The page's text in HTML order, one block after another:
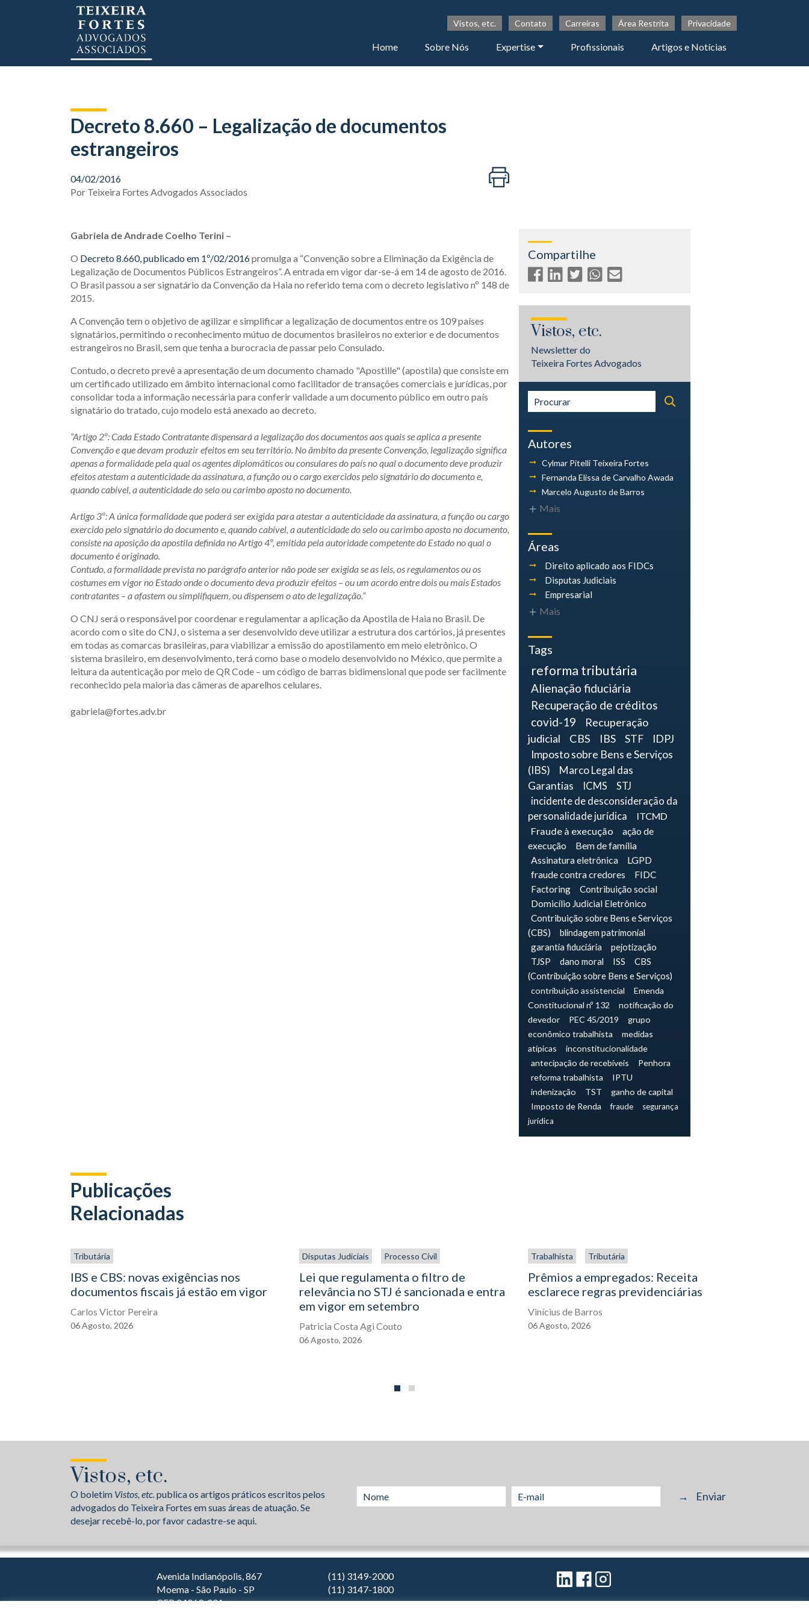
Vistos, etc. Contato Carreiras Área Restrita Privacidade
Home Sobre Nós Expertise Profissionais Artigos e Notícias
Decreto 8.660 – Legalização de documentos
estrangeiros
04/02/2016
Por Teixeira Fortes Advogados Associados
Gabriela de Andrade Coelho Terini –
O Decreto 8.660, publicado em 1º/02/2016promulga a “Convenção sobre a Eliminação da Exigência de
Legalização de Documentos Públicos Estrangeiros”. A entrada em vigor dar-se-á em 14 de agosto de 2016.
O Brasil passou a ser signatário da Convenção da Haia no referido tema com o decreto legislativo nº 148 de
2015.
A Convenção tem o objetivo de agilizar e simplificar a legalização de documentos entre os 109 países
signatários, permitindo o reconhecimento mútuo de documentos brasileiros no exterior e de documentos
estrangeiros no Brasil, sem que tenha a burocracia de passar pelo Consulado.
Contudo, o decreto prevê a apresentação de um documento chamado "Apostille" (apostila) que consiste em
um certificado utilizado em âmbito internacional como facilitador de transações comerciais e jurídicas, por
consolidar toda a informação necessária para conferir validade a um documento público em outro país
signatário do tratado, cujo modelo está anexado ao decreto.
“Artigo 2º: Cada Estado Contratante dispensará a legalização dos documentos aos quais se aplica a presente
Convenção e que devam produzir efeitos em seu território. No âmbito da presente Convenção, legalização significa
apenas a formalidade pela qual os agentes diplomáticos ou consulares do país no qual o documento deve produzir
efeitos atestam a autenticidade da assinatura, a função ou o cargo exercidos pelo signatário do documento e,
quando cabível, a autenticidade do selo ou carimbo aposto no documento.
Artigo 3º: A única formalidade que poderá ser exigida para atestar a autenticidade da assinatura, a função ou cargo
exercido pelo signatário do documento e, quando cabível, a autenticidade do selo ou carimbo aposto no documento,
consiste na aposição da apostila definida no Artigo 4º, emitida pela autoridade competente do Estado no qual o
documento é originado.
Contudo, a formalidade prevista no parágrafo anterior não pode ser exigida se as leis, os regulamentos ou os
costumes em vigor no Estado onde o documento deva produzir efeitos – ou um acordo entre dois ou mais Estados
contratantes – a afastem ou simplifiquem, ou dispensem o ato de legalização.”
O CNJ será o responsável por coordenar e regulamentar a aplicação da Apostila de Haia no Brasil. De
acordo com o site do CNJ, o sistema a ser desenvolvido deve utilizar a estrutura dos cartórios, já presentes
em todas as comarcas brasileiras, para viabilizar a emissão do apostilamento em meio eletrônico. O
sistema brasileiro, em desenvolvimento, terá como base o modelo desenvolvido no México, que permite a
leitura da autenticação por meio de QR Code – um código de barras bidimensional que pode ser facilmente
reconhecido pela maioria das câmeras de aparelhos celulares.
gabriela@fortes.adv.br
Compartilhe
Vistos, etc.
Newsletter do
Teixeira Fortes Advogados
Autores
Cylmar Pitelli Teixeira Fortes
Fernanda Elissa de Carvalho Awada
Marcelo Augusto de Barros
Mais
Áreas
Direito aplicado aos FIDCs
Disputas Judiciais
Empresarial
Mais
Tags
reforma tributária
Alienação fiduciária
Recuperação de créditos
covid-19
Recuperação
judicial
CBS IBS STF
IDPJ
Imposto sobre Bens e Serviços
(IBS)
Marco Legal das
Garantias
ICMS
STJ
incidente de desconsideração da
personalidade jurídica
ITCMD
Fraude à execução
ação de
execução
Bem de família
Assinatura eletrônica
LGPD
fraude contra credores
FIDC
Factoring
Contribuição social
Domicílio Judicial Eletrônico
Contribuição sobre Bens e Serviços
(CBS)
blindagem patrimonial
garantia fiduciária
pejotização
TJSP
dano moral ISS
CBS
(Contribuição sobre Bens e Serviços)
contribuição assistencial
Emenda
Constitucional nº 132
notificação do
devedor
PEC 45/2019
grupo
econômico trabalhista
medidas
atípicas
inconstitucionalidade
antecipação de recebíveis
Penhora
reforma trabalhista
IPTU
indenização
TST
ganho de capital
Imposto de Renda
fraude
segurança
jurídica
Publicações
Relacionadas
Tributária
IBS e CBS: novas exigências nos
documentos fiscais já estão em vigor
Carlos Victor Pereira
06Agosto, 2026
Disputas Judiciais Processo Civil
Lei que regulamenta o filtro de
relevância no STJ é sancionada e entra
em vigor em setembro
Patricia Costa Agi Couto
06Agosto, 2026
Trabalhista Tributária
Prêmios a empregados: Receita
esclarece regras previdenciárias
Vinícius de Barros
06Agosto, 2026
Vistos, etc.
O boletim Vistos, etc.publica os artigos práticos escritos pelos
advogados do Teixeira Fortes em suas áreas de atuação. Se
desejar recebê-lo, por favor cadastre-se aqui.
Avenida Indianópolis, 867
Moema - São Paulo - SP
CEP 04063-001
(11) 3149-2000
(11) 3147-1800